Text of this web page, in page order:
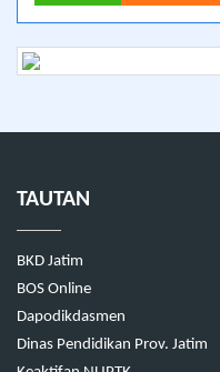
TAUTAN
BKD Jatim
BOS Online
Dapodikdasmen
Dinas Pendidikan Prov. Jatim